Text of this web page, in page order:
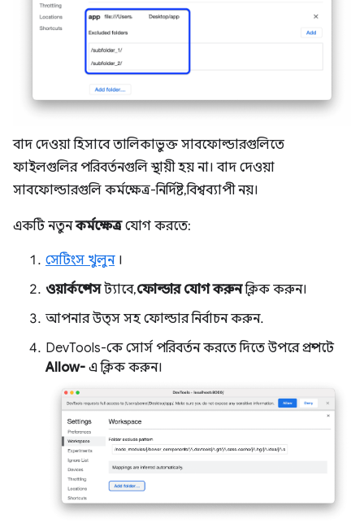
বাদ দেওয়া হিসাবে তালিকাভুক্ত সাবফোল্ডারগুলিতে
ফাইলগুলির পরিবর্তনগুলি স্থায়ী হয় না। বাদ দেওয়া
সাবফোল্ডারগুলি কর্মক্ষেত্র-নির্দিষ্ট, বিশ্বব্যাপী নয়।
একটি নতুনকর্মক্ষেত্রযোগ করতে:
সেটিংস খুলুন।
ওয়ার্কস্পেসট্যাবে,ফোল্ডার যোগ করুনক্লিক করুন।
আপনার উত্স সহ ফোল্ডার নির্বাচন করুন.
DevTools-কে সোর্স পরিবর্তন করতে দিতে উপরে প্রম্পটে
Allow- এ ক্লিক করুন।